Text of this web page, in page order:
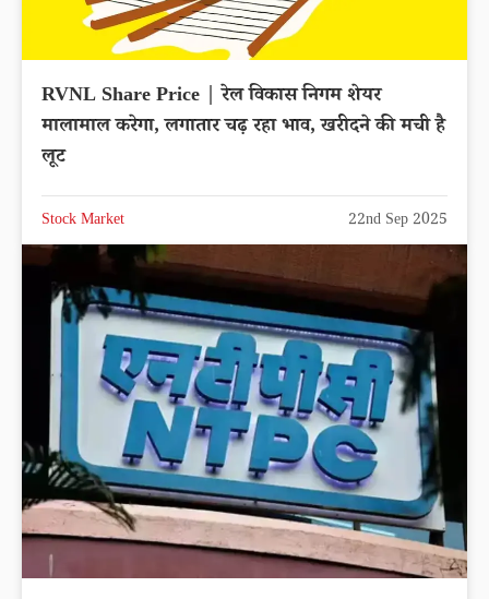
RVNL Share Price | रेल विकास निगम शेयर
मालामाल करेगा, लगातार चढ़ रहा भाव, खरीदने की मची है
लूट
Stock Market 22nd Sep 2025